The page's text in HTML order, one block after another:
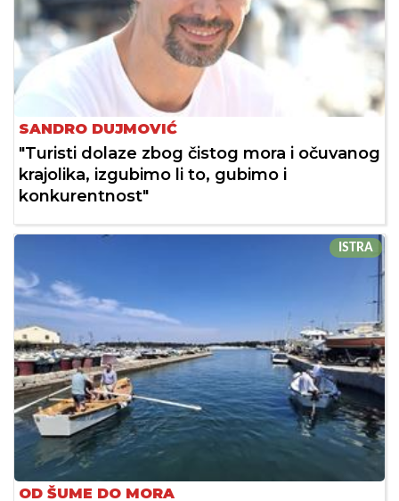
SANDRO DUJMOVIĆ
"Turisti dolaze zbog čistog mora i očuvanog
krajolika, izgubimo li to, gubimo i
konkurentnost"
ISTRA
OD ŠUME DO MORA